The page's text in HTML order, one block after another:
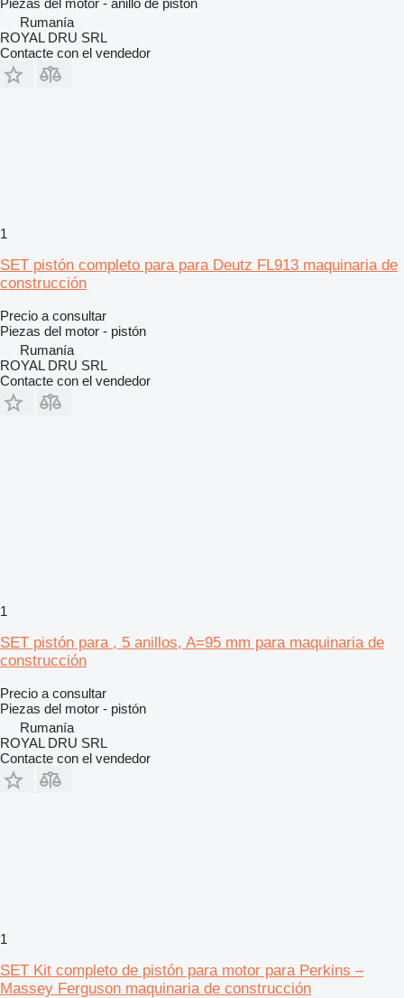
Piezas del motor - anillo de pistón
Rumanía
ROYAL DRU SRL
Contacte con el vendedor
1
SET pistón completo para para Deutz FL913 maquinaria de
construcción
Precio a consultar
Piezas del motor - pistón
Rumanía
ROYAL DRU SRL
Contacte con el vendedor
1
SET pistón para , 5 anillos, A=95 mm para maquinaria de
construcción
Precio a consultar
Piezas del motor - pistón
Rumanía
ROYAL DRU SRL
Contacte con el vendedor
1
SET Kit completo de pistón para motor para Perkins –
Massey Ferguson maquinaria de construcción